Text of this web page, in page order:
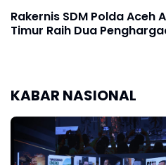
Rakernis SDM Polda Aceh
Timur Raih Dua
KABAR NASIONAL